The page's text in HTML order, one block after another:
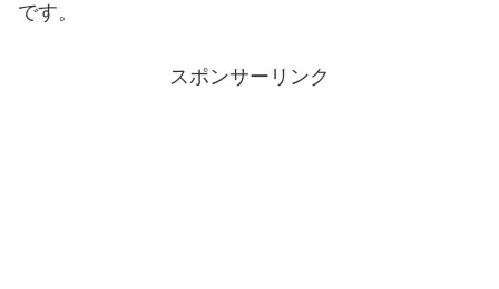
です。
スポンサーリンク